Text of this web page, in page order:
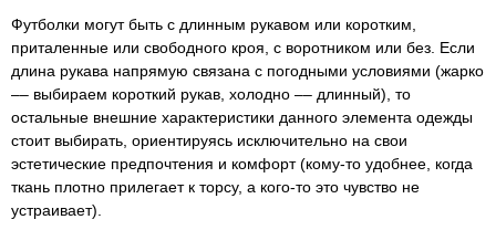
Футболки могут быть с длинным рукавом или коротким,
приталенные или свободного кроя, с воротником или без. Если
длина рукава напрямую связана с погодными условиями (жарко
‒‒ выбираем короткий рукав, холодно ‒‒ длинный), то
остальные внешние характеристики данного элемента одежды
стоит выбирать, ориентируясь исключительно на свои
эстетические предпочтения и комфорт (кому-то удобнее, когда
ткань плотно прилегает к торсу, а кого-то это чувство не
устраивает).